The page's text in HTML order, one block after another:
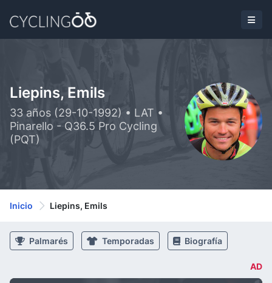
Liepins, Emils
33 años (29-10-1992) • LAT •
Pinarello - Q36.5 Pro Cycling
(PQT)
Inicio Liepins, Emils
Palmarés Temporadas Biografía
AD